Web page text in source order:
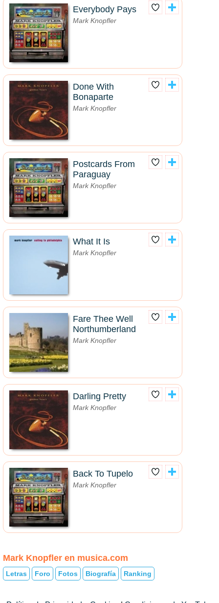
Everybody Pays
Mark Knopfler
Done With
Bonaparte
Mark Knopfler
Postcards From
Paraguay
Mark Knopfler
What It Is
Mark Knopfler
Fare Thee Well
Northumberland
Mark Knopfler
Darling Pretty
Mark Knopfler
Back To Tupelo
Mark Knopfler
Mark Knopfler en musica.com
Letras Foro Fotos Biografía Ranking